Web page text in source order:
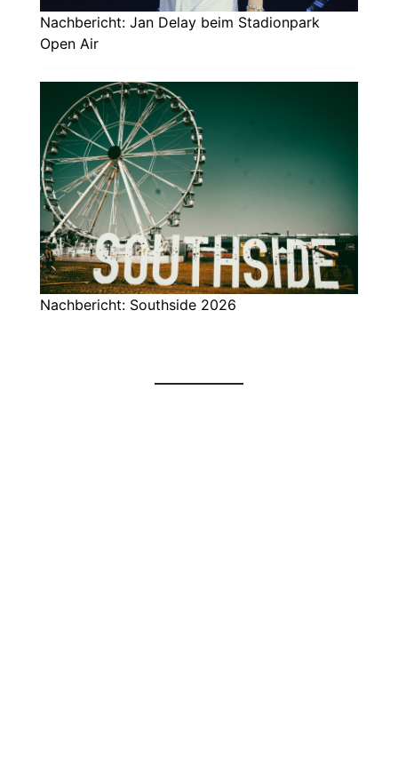
Nachbericht: Jan Delay beim Stadionpark
Open Air
Nachbericht: Southside 2026